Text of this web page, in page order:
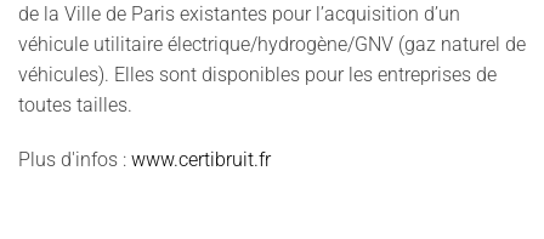
de la Ville de Paris existantes pour l’acquisition d’un
véhicule utilitaire électrique/hydrogène/GNV (gaz naturel de
véhicules). Elles sont disponibles pour les entreprises de
toutes tailles.
Plus d'infos : www.certibruit.fr